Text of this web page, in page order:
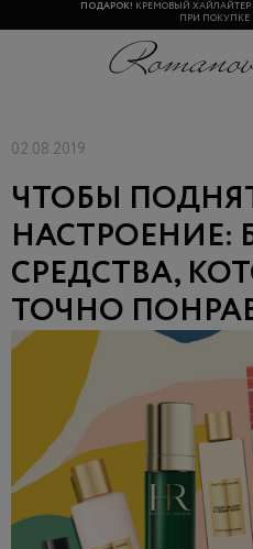
ПОДАРОК! КРЕМОВЫЙ ХАЙЛАЙТЕР
ПРИ ПОКУПКЕ
02.08.2019
ЧТОБЫ
НАСТРОЕНИЕ:
СРЕДСТВА,
ТОЧНО